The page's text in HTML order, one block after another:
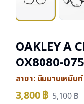
OAKLEY A
OX8080-
สาขา: นิมมานเหมินท์
3,800 ฿ 5,100฿